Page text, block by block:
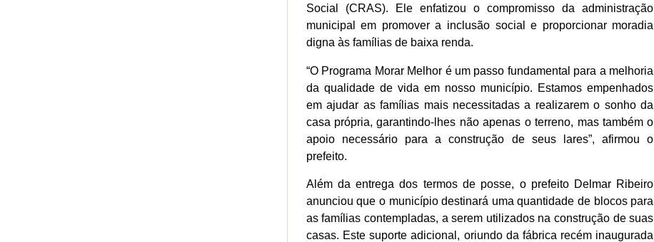
Social (CRAS). Ele enfatizou o compromisso da administração
municipal em promover a inclusão social e proporcionar moradia
digna às famílias de baixa renda.
“O Programa Morar Melhor é um passo fundamental para a melhoria
da qualidade de vida em nosso município. Estamos empenhados
em ajudar as famílias mais necessitadas a realizarem o sonho da
casa própria, garantindo-lhes não apenas o terreno, mas também o
apoio necessário para a construção de seus lares”, afirmou o
prefeito.
Além da entrega dos termos de posse, o prefeito Delmar Ribeiro
anunciou que o município destinará uma quantidade de blocos para
as famílias contempladas, a serem utilizados na construção de suas
casas. Este suporte adicional, oriundo da fábrica recém inaugurada